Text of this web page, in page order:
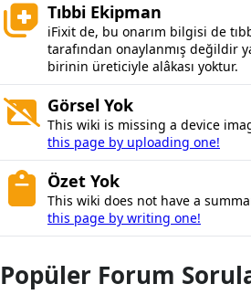
Tıbbi Ekipman
iFixit de, bu onarım bilgisi de
tarafından onaylanmış değildir
birinin üreticiyle alâkası yoktur.
Görsel Yok
This wiki is missing a device
this page by uploading one!
Özet Yok
This wiki does not have a
this page by writing one!
Popüler Forum